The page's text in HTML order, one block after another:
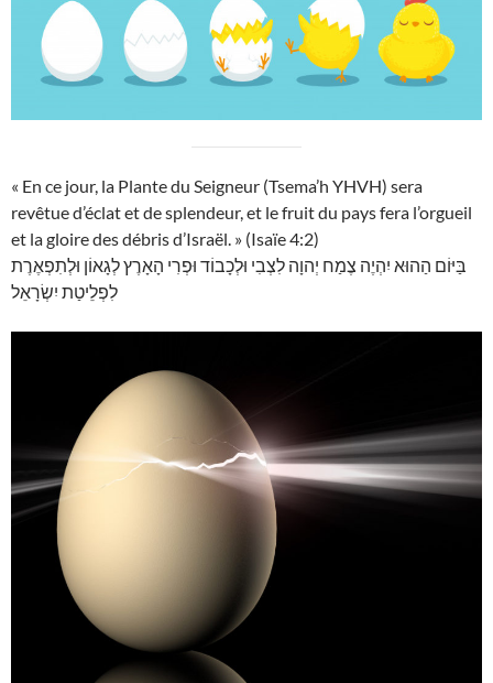
« En ce jour, la Plante du Seigneur (Tsema’h YHVH) sera
revêtue d’éclat et de splendeur, et le fruit du pays fera l’orgueil
et la gloire des débris d’Israël. » (Isaïe 4:2)
בַּיּוֹם הַהוּא יִהְיֶה צֶמַח יְהוָה לִצְבִי וּלְכָבוֹד וּפְרִי הָאָרֶץ לְגָאוֹן וּלְתִפְאֶרֶת
לִפְלֵיטַת יִשְׂרָאֵל